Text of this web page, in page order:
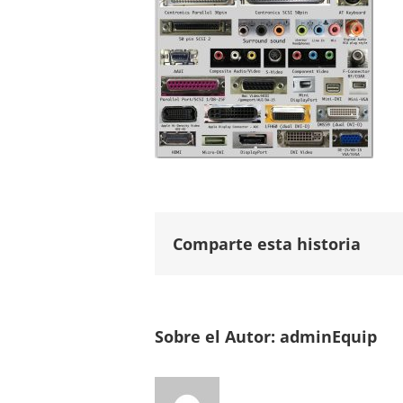
Comparte esta historia
Sobre el Autor: adminEquip